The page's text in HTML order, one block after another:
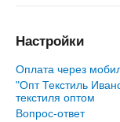
Настройки
Оплата через
"Опт Текстиль
текстиля оптом
Вопрос-ответ